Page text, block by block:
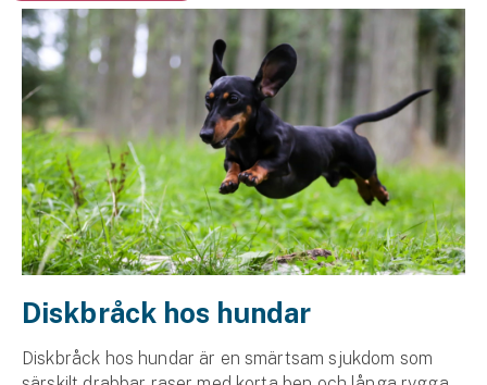
Diskbråck hos hundar
Diskbråck hos hundar är en smärtsam sjukdom som